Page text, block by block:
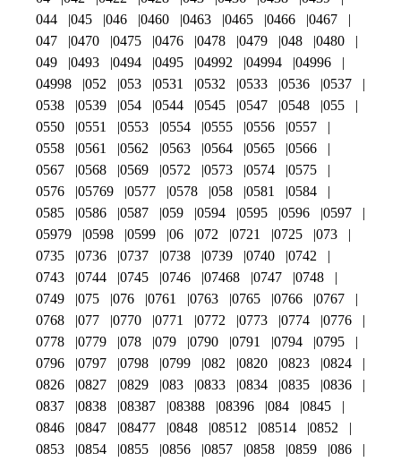
044
045 046 0460 0463 0465 0466
0467
047
0470 0475 0476 0478 0479 048
0480
049
0493 0494 0495 04992 04994
04996
04998
052 053 0531 0532 0533 0536
0537
0538
0539 054 0544 0545 0547 0548
055
0550
0551 0553 0554 0555 0556
0557
0558
0561 0562 0563 0564 0565
0566
0567
0568 0569 0572 0573 0574
0575
0576
05769 0577 0578 058 0581
0584
0585
0586 0587 059 0594 0595 0596
0597
05979
0598 0599 06 072 0721 0725
073
0735
0736 0737 0738 0739 0740
0742
0743
0744 0745 0746 07468 0747
0748
0749
075 076 0761 0763 0765 0766
0767
0768
077 0770 0771 0772 0773 0774
0776
0778
0779 078 079 0790 0791 0794
0795
0796
0797 0798 0799 082 0820 0823
0824
0826
0827 0829 083 0833 0834 0835
0836
0837
0838 08387 08388 08396 084
0845
0846
0847 08477 0848 08512 08514
0852
0853
0854 0855 0856 0857 0858 0859
086